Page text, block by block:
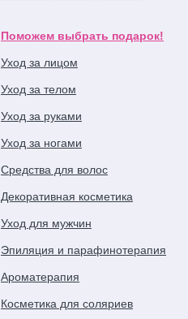
Поможем выбрать подарок!
Уход за лицом
Уход за телом
Уход за руками
Уход за ногами
Средства для волос
Декоративная косметика
Уход для мужчин
Эпиляция и парафинотерапия
Ароматерапия
Косметика для соляриев